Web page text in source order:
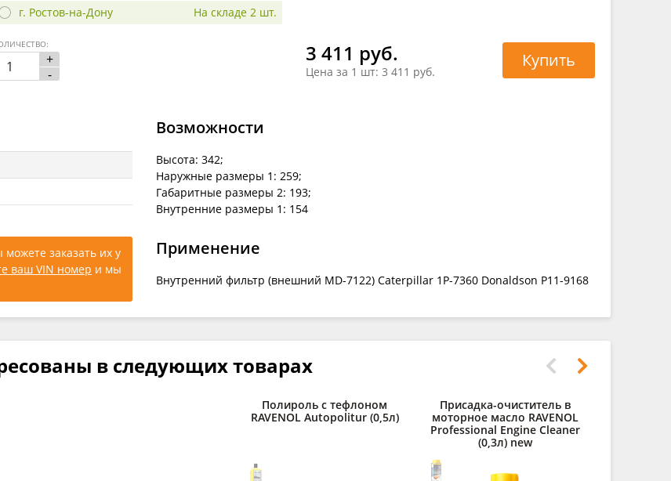
г. Ростов-на-Дону
На складе 2 шт.
3 411 руб.
Цена за 1 шт: 3 411 руб.
+
-
Купить
заказать их у
ваш VIN номер и мы
Возможности
Высота: 342;
Наружные размеры 1: 259;
Габаритные размеры 2: 193;
Внутренние размеры 1: 154
Применение
Внутренний фильтр (внешний MD-7122) Caterpillar 1P-7360 Donaldson P11-9168
в следующих товарах
Полироль с тефлоном
RAVENOL Autopolitur (0,5л)
Присадка-очиститель в
моторное масло RAVENOL
Professional Engine Cleaner
(0,3л) new